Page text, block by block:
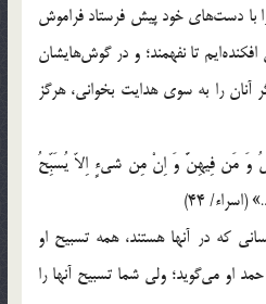
با دست‌هاى خود پيش فرستاد فراموش
تا نفهمند؛ و در گوش‌هايشان
آنان را به سوى هدايت بخوانى، هرگز
وَ مَن فِيهِنَّ وَ اِنْ مِن شى‌ءٍ اِلاّ يُسَبِّحُ
44)
كه در آنها هستند، همه تسبيح او
او مى‌گويد؛ ولى شما تسبيح آنها را